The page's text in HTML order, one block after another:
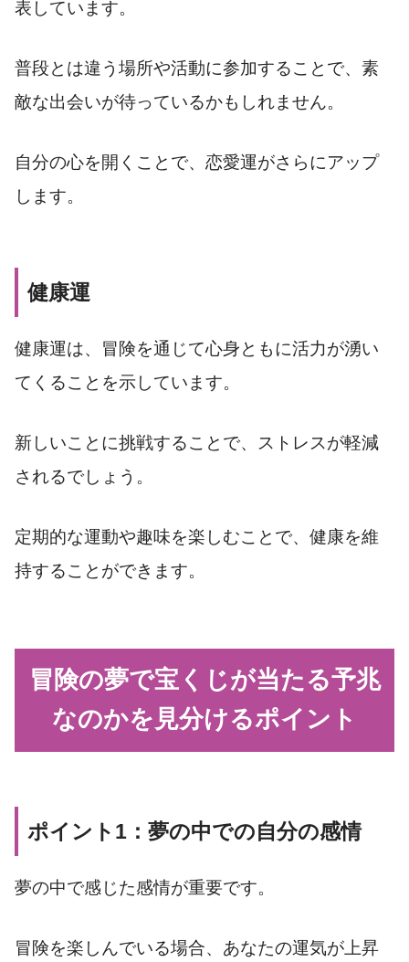
表しています。
普段とは違う場所や活動に参加することで、素
敵な出会いが待っているかもしれません。
自分の心を開くことで、恋愛運がさらにアップ
します。
健康運
健康運は、冒険を通じて心身ともに活力が湧い
てくることを示しています。
新しいことに挑戦することで、ストレスが軽減
されるでしょう。
定期的な運動や趣味を楽しむことで、健康を維
持することができます。
冒険の夢で宝くじが当たる予兆
なのかを見分けるポイント
ポイント1：夢の中での自分の感情
夢の中で感じた感情が重要です。
冒険を楽しんでいる場合、あなたの運気が上昇